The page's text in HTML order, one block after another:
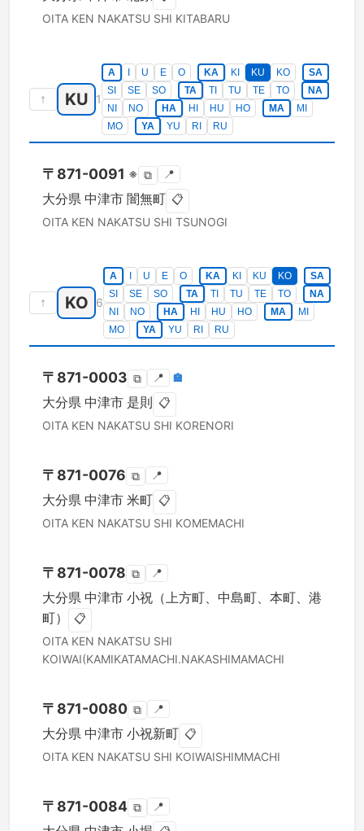
OITA KEN NAKATSU SHI KITABARU
↑ KU 1
A U E O KA KI KU KO
SA
SI
SE SO TA TI TU TE TO
NA
NI
NO HA HI HU HO MA
MI
MO
YA YU RI RU
〒 871-0091 ※ ⧉ 📍
大分県 中津市 闇無町 📋
OITA KEN NAKATSU SHI TSUNOGI
↑ KO 6
A U E O KA KI KU KO
SA
SI
SE SO TA TI TU TE TO
NA
NI
NO HA HI HU HO MA
MI
MO
YA YU RI RU
〒 871-0003 ⧉ 📍 🏣
大分県 中津市 是則 📋
OITA KEN NAKATSU SHI KORENORI
〒 871-0076 ⧉ 📍
大分県 中津市 米町 📋
OITA KEN NAKATSU SHI KOMEMACHI
〒 871-0078 ⧉ 📍
大分県 中津市 小祝（上方町、中島町、本町、港
町）
📋
OITA KEN NAKATSU SHI
KOIWAI(KAMIKATAMACHI.NAKASHIMAMACHI
〒 871-0080 ⧉ 📍
大分県 中津市 小祝新町 📋
OITA KEN NAKATSU SHI KOIWAISHIMMACHI
〒 871-0084 ⧉ 📍